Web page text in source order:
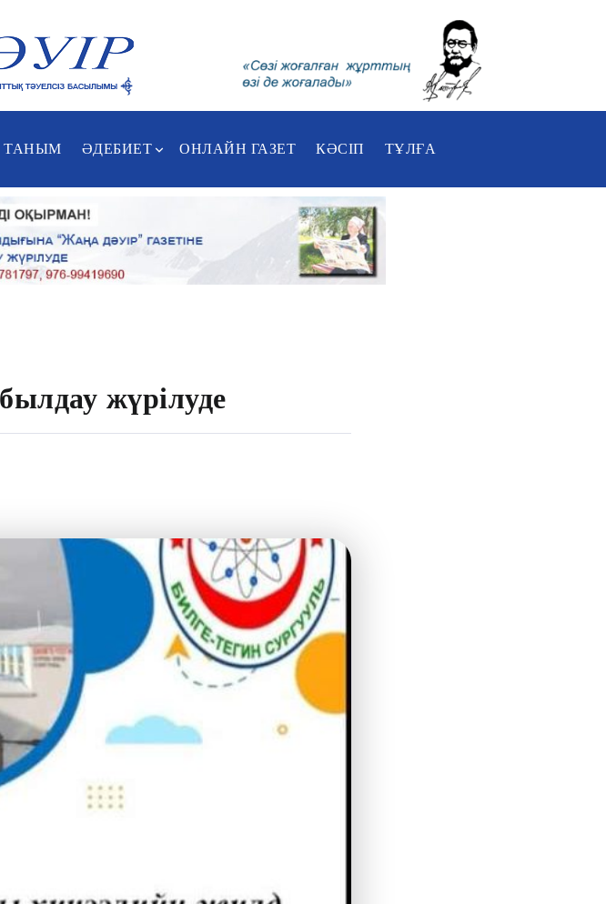
ТАНЫМ ӘДЕБИЕТ ОНЛАЙН ГАЗЕТ КӘСІП ТҰЛҒА
жүрілуде